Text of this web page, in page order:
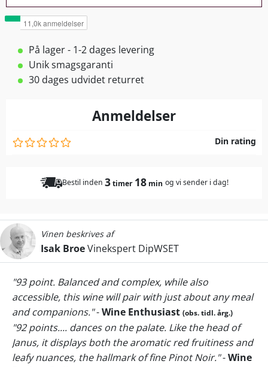
På lager - 1-2 dages levering
Unik smagsgaranti
30 dages udvidet returret
Anmeldelser
Din rating
Bestil inden 3timer 18 min og vi sender i dag!
Vinen beskrives af
Isak BroeVinekspert DipWSET
"93 point. Balanced and complex, while also
accessible, this wine will pair with just about any meal
and companions."-Wine Enthusiast (obs. tidl. årg.)
"92 points.... dances on the palate. Like the head of
Janus, it displays both the aromatic red fruitiness and
leafy nuances, the hallmark of fine Pinot Noir."-Wine